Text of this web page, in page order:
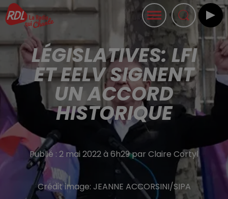
LÉGISLATIVES: LFI
ET EELV SIGNENT
UN ACCORD
HISTORIQUE
Publié : 2 mai 2022 à 6h29 par Claire Cortyl
Crédit image: JEANNE ACCORSINI/SIPA